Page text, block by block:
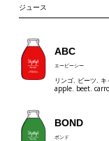
ジュース
ABC
エービーシー
リンゴ. ビーツ. キ
apple. beet.
BOND
ボンド